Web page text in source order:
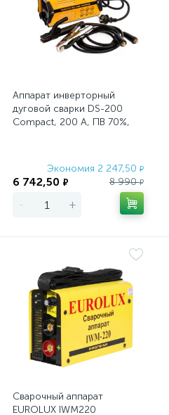
Аппарат инверторный
дуговой сварки DS-200
Compact, 200 А, ПВ 70%,
Экономия 2 247,50 ₽
6 742,50 ₽ 8 990₽
- +
Сварочный аппарат
EUROLUX IWM220